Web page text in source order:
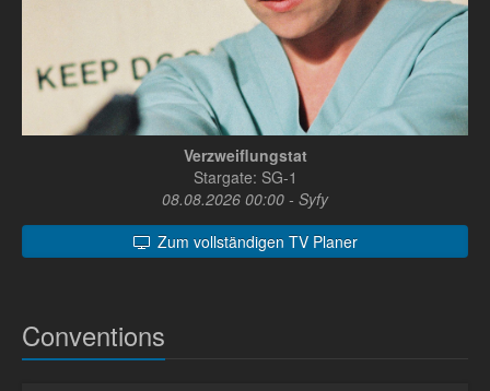
Verzweiflungstat
Stargate: SG-1
08.08.2026 00:00 - Syfy
Zum vollständigen TV Planer
Conventions